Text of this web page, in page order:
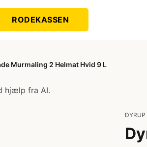
RODEKASSEN
Murmaling 2 Helmat Hvid 9 L
hjælp fra AI.
DYRUP